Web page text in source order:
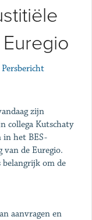
Persbericht
zijn
collega Kutschaty
in het BES-
van de Euregio.
om de
aanvragen en